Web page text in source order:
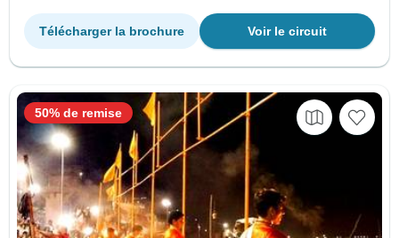
Voir le circuit
Télécharger la brochure
50% de remise